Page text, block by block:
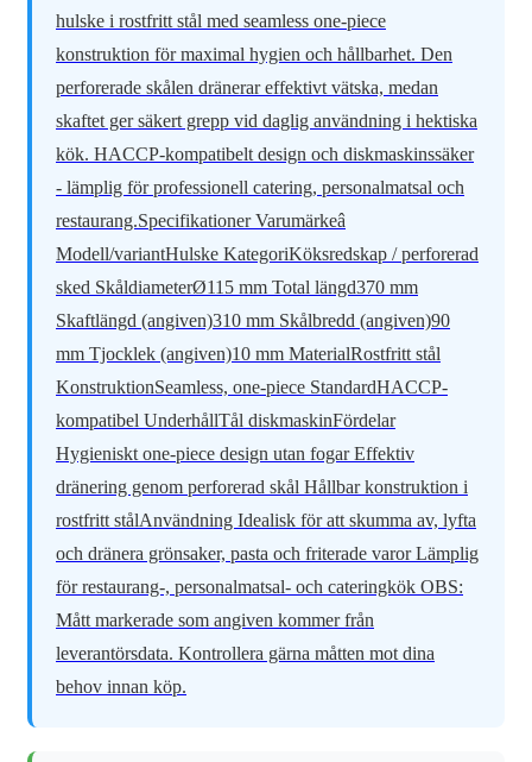
hulske i rostfritt stål med seamless one-piece
konstruktion för maximal hygien och hållbarhet. Den
perforerade skålen dränerar effektivt vätska, medan
skaftet ger säkert grepp vid daglig användning i hektiska
kök. HACCP-kompatibelt design och diskmaskinssäker
- lämplig för professionell catering, personalmatsal och
restaurang.Specifikationer Varumärkeâ
Modell/variantHulske KategoriKöksredskap / perforerad
sked SkåldiameterØ115 mm Total längd370 mm
Skaftlängd (angiven)310 mm Skålbredd (angiven)90
mm Tjocklek (angiven)10 mm MaterialRostfritt stål
KonstruktionSeamless, one-piece StandardHACCP-
kompatibel UnderhållTål diskmaskinFördelar
Hygieniskt one-piece design utan fogar Effektiv
dränering genom perforerad skål Hållbar konstruktion i
rostfritt stålAnvändning Idealisk för att skumma av, lyfta
och dränera grönsaker, pasta och friterade varor Lämplig
för restaurang-, personalmatsal- och cateringkök OBS:
Mått markerade som angiven kommer från
leverantörsdata. Kontrollera gärna måtten mot dina
behov innan köp.